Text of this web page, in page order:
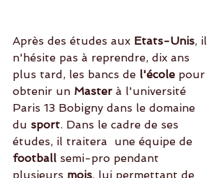
Après des études aux Etats-Unis, il
n'hésite pas à reprendre, dix ans
plus tard, les bancs de l'école pour
obtenir un Master à l'université
Paris 13 Bobigny dans le domaine
du sport. Dans le cadre de ses
études, il traitera  une équipe de
football semi-pro pendant
plusieurs mois, lui permettant de